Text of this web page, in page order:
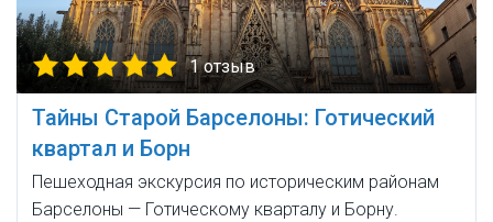
1 отзыв
Тайны Старой Барселоны: Готический
квартал и Борн
Пешеходная экскурсия по историческим районам
Барселоны — Готическому кварталу и Борну.